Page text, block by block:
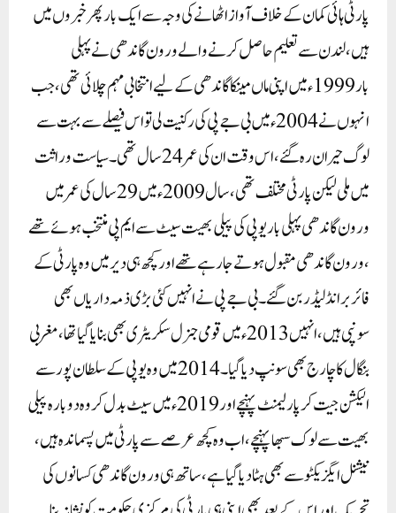
پارٹی ہائی کمان کے خلاف آواز اٹھانے کی وجہ سے ایک بار پھر خبروں میں
ہیں ، لندن سے تعلیم حاصل کرنے والے ورون گاندھی نے پہلی
بار 1999ء میں اپنی ماں مینکا گاندھی کے لیے انتخابی مہم چلائی تھی ، جب
انہوں نے 2004ء میں بی جے پی کی رکنیت لی تو اس فیصلے سے بہت سے
لوگ حیران رہ گئے ، اس وقت ان کی عمر 24 سال تھی۔ سیاست وراثت
میں ملی لیکن پارٹی مختلف تھی ، سال 2009ء میں 29 سال کی عمر میں
ورون گاندھی پہلی بار یوپی کی پیلی بھیت سیٹ سے ایم پی منتخب ہوئے تھے
، ورون گاندھی مقبول ہوتے جا رہے تھے اور کچھ ہی دیر میں وہ پارٹی کے
فائر برانڈ لیڈر بن گئے۔ بی جے پی نے انہیں کئی بڑی ذمہ داریاں بھی
سونپی ہیں ، انہیں 2013ء میں قومی جنرل سکریٹری بھی بنایا گیا تھا ، مغربی
بنگال کا چارج بھی سونپ دیا گیا۔ 2014 میں وہ یوپی کے سلطان پور سے
الیکشن جیت کر پارلیمنٹ پہنچے اور 2019ء میں سیٹ بدل کر وہ دوبارہ پیلی
بھیت سے لوک سبھا پہنچے ، اب وہ کچھ عرصے سے پارٹی میں پسماندہ ہیں ،
نیشنل ایگزیکٹو سے بھی ہٹا دیا گیا ہے ، ساتھ ہی ورون گاندھی کسانوں کی